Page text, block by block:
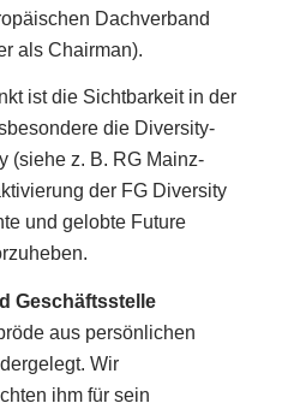
Dachverband
als Chairman).
ist die Sichtbarkeit in der
die Diversity-
(siehe z. B. RG Mainz-
der FG Diversity
und gelobte Future
Geschäftsstelle
aus persönlichen
Wir
ihm für sein